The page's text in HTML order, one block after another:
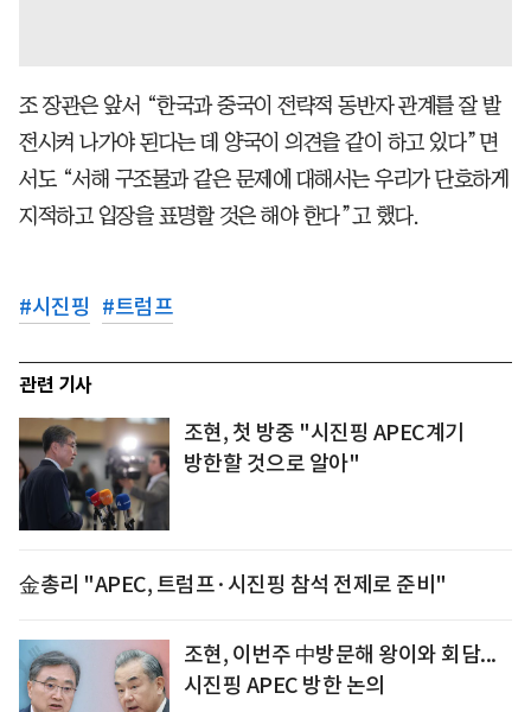
조 장관은 앞서 “한국과 중국이 전략적 동반자 관계를 잘 발
전시켜 나가야 된다는 데 양국이 의견을 같이 하고 있다”면
서도 “서해 구조물과 같은 문제에 대해서는 우리가 단호하게
지적하고 입장을 표명할 것은 해야 한다”고 했다.
#시진핑 #트럼프
관련 기사
조현, 첫 방중 "시진핑 APEC계기
방한할 것으로 알아"
金총리 "APEC, 트럼프·시진핑 참석 전제로 준비"
조현, 이번주 中방문해 왕이와 회담...
시진핑 APEC 방한 논의